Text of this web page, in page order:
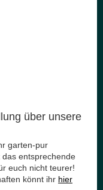
über unsere
garten-pur
entsprechende
euch nicht teurer!
könnt ihr hier